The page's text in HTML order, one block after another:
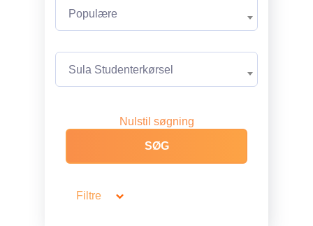
Populære
Sula Studenterkørsel
Nulstil søgning
Filtre